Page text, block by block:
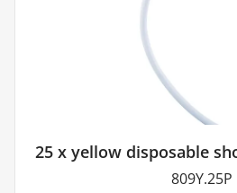
25 x yellow disposable
809Y.25P